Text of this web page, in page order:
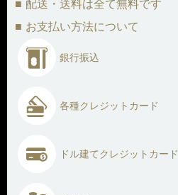
配送・送料は全て無料です
お支払い方法について
銀行振込
各種クレジットカード
ドル建てクレジットカード